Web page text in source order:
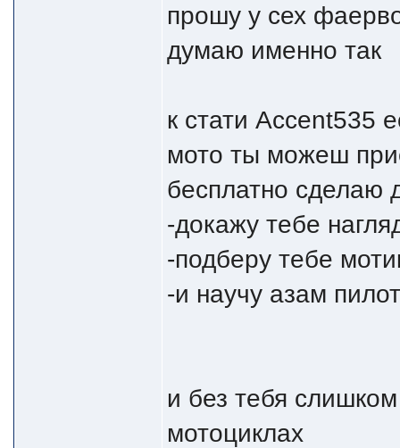
прошу у сех
думаю именно так
к стати Accent535
мото ты можеш
бесплатно сделаю
-докажу тебе
-подберу тебе
-и научу азам
и без тебя
мотоциклах